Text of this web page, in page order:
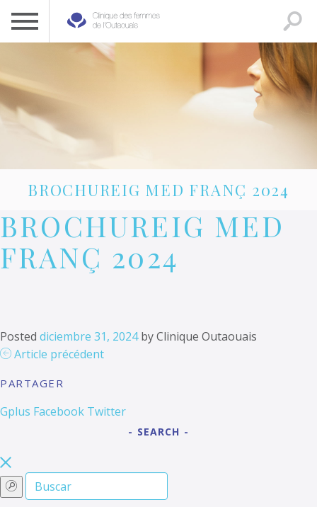
CLINIQUE DES FEMMES DE L’OUTAOUAIS
1 819 778-2055
BROCHUREIG MED FRANÇ 2024
BROCHUREIG MED
FRANÇ 2024
Posted diciembre 31, 2024byClinique Outaouais
Article précédent
PARTAGER
Gplus Facebook Twitter
SEARCH